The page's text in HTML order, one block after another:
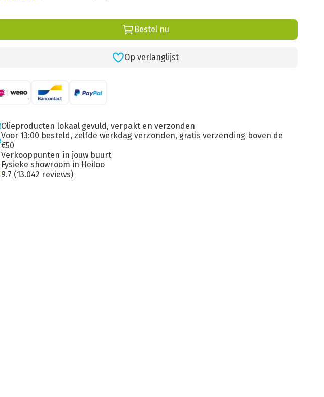
Bestel nu
Op verlanglijst
Olieproducten lokaal gevuld, verpakt en verzonden
Voor 13:00 besteld, zelfde werkdag verzonden, gratis verzending boven de
€50
Verkooppunten in jouw buurt
Fysieke showroom in Heiloo
9.7 (13.042 reviews)